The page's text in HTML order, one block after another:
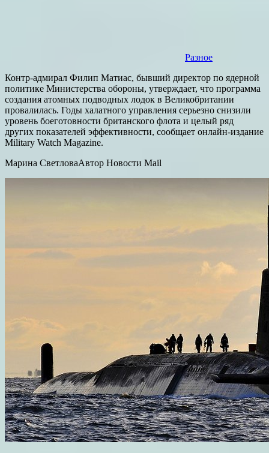
Разное
Контр-адмирал Филип Матиас, бывший директор по ядерной
политике Министерства обороны, утверждает, что программа
создания атомных подводных лодок в Великобритании
провалилась. Годы халатного управления серьезно снизили
уровень боеготовности британского флота и целый ряд
других показателей эффективности, сообщает онлайн-издание
Military Watch Magazine.
Марина СветловаАвтор Новости Mail